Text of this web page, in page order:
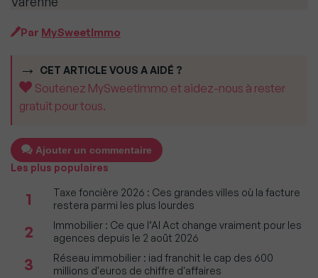
Par MySweetImmo
CET ARTICLE VOUS A AIDÉ ?
Soutenez MySweetImmo et aidez-nous à rester
gratuit pour tous.
Ajouter un commentaire
Les plus populaires
1
Taxe foncière 2026 : Ces grandes villes où la facture
restera parmi les plus lourdes
2
Immobilier : Ce que l’AI Act change vraiment pour les
agences depuis le 2 août 2026
3
Réseau immobilier : iad franchit le cap des 600
millions d'euros de chiffre d'affaires